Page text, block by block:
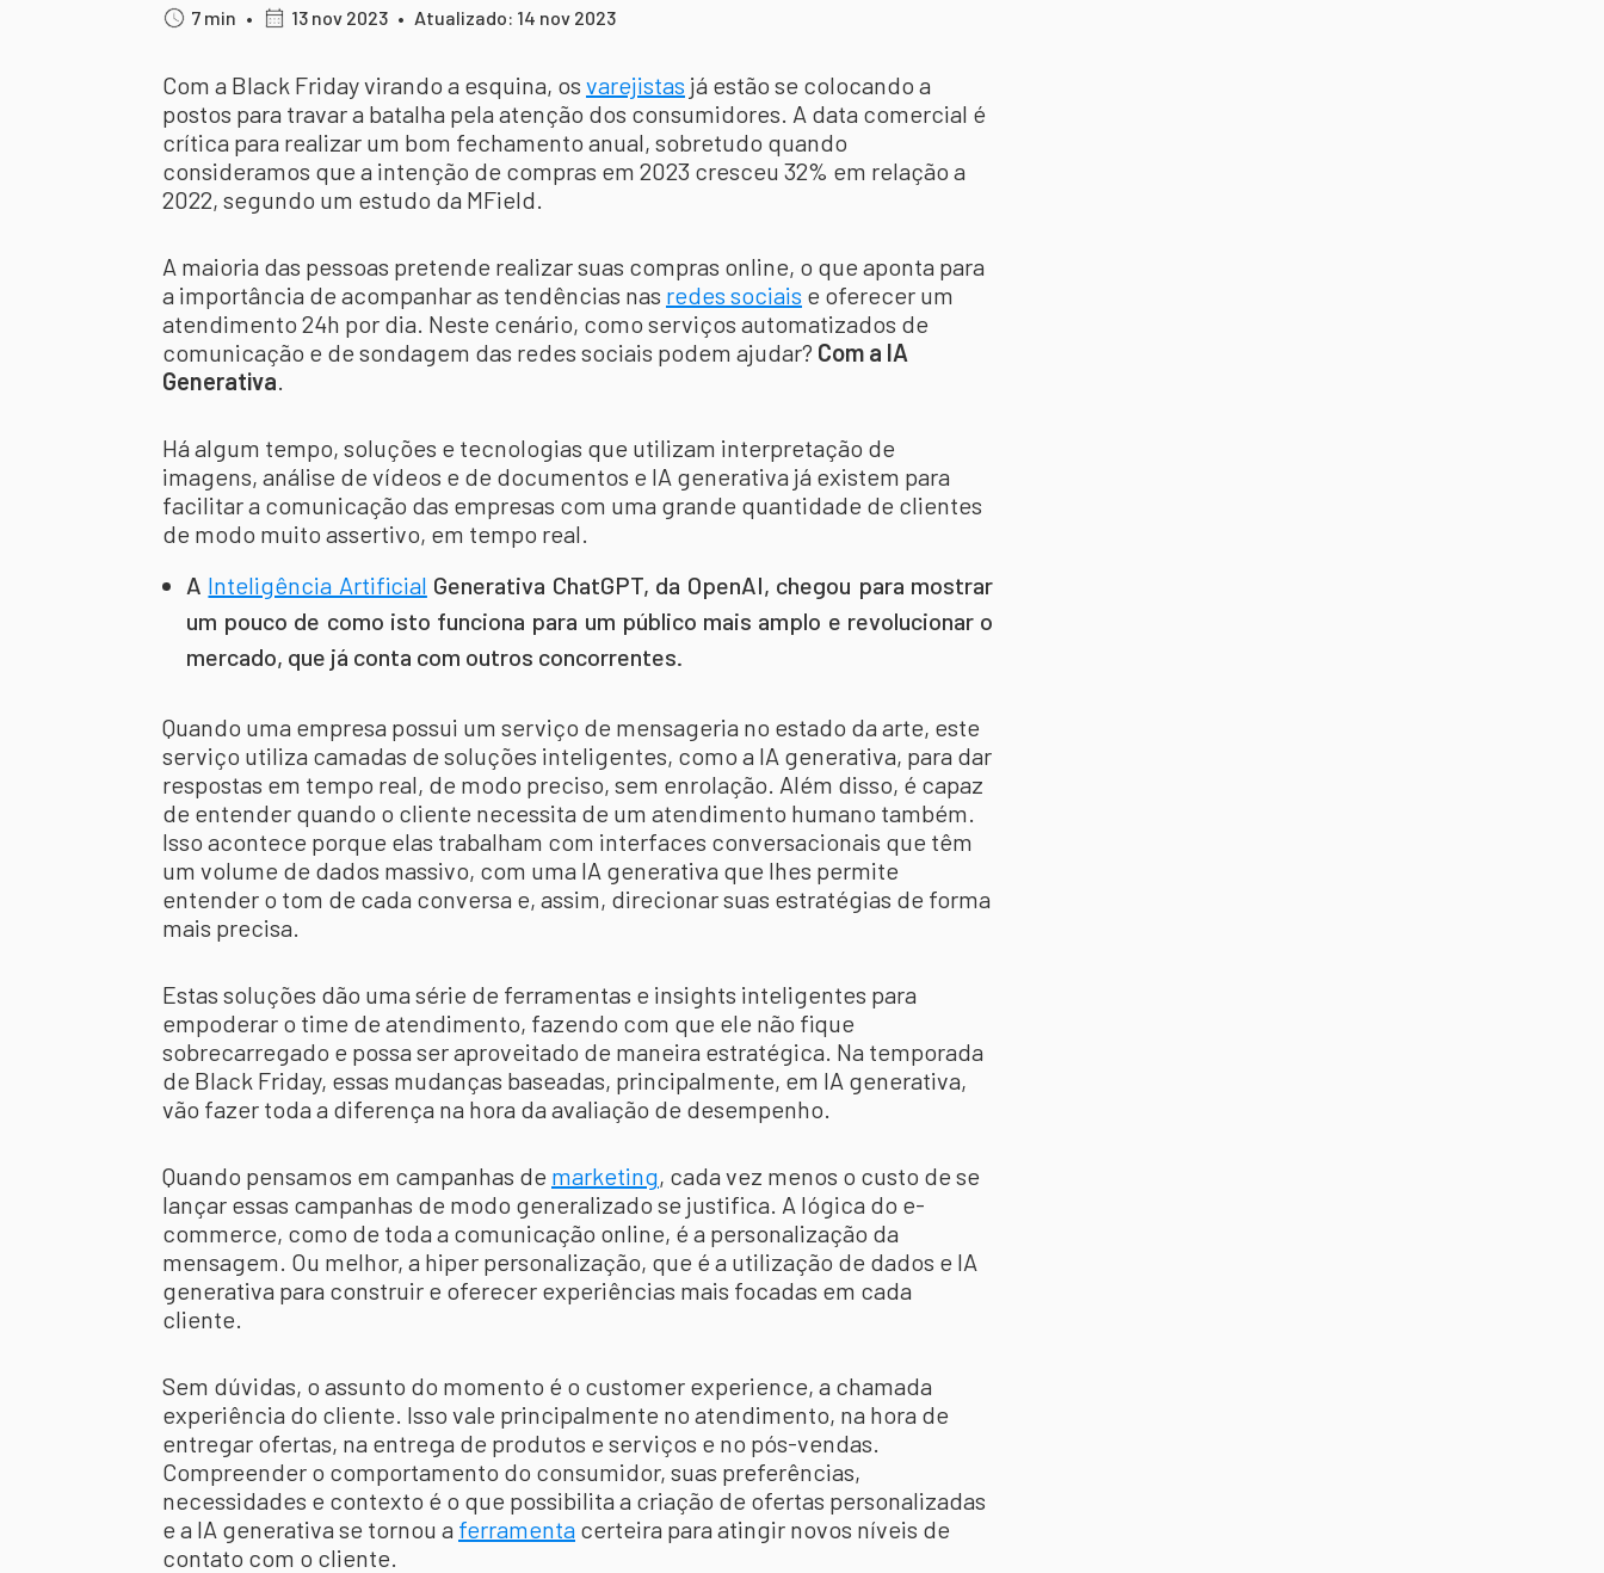
7 min • 13 nov 2023 • Atualizado: 14 nov 2023
Com a Black Friday virando a esquina, os varejistas já estão se colocando a
postos para travar a batalha pela atenção dos consumidores. A data comercial é
crítica para realizar um bom fechamento anual, sobretudo quando
consideramos que a intenção de compras em 2023 cresceu 32% em relação a
2022, segundo um estudo da MField.
A maioria das pessoas pretende realizar suas compras online, o que aponta para
a importância de acompanhar as tendências nas redes sociais e oferecer um
atendimento 24h por dia. Neste cenário, como serviços automatizados de
comunicação e de sondagem das redes sociais podem ajudar? Com a IA
Generativa.
Há algum tempo, soluções e tecnologias que utilizam interpretação de
imagens, análise de vídeos e de documentos e IA generativa já existem para
facilitar a comunicação das empresas com uma grande quantidade de clientes
de modo muito assertivo, em tempo real.
A Inteligência Artificial Generativa ChatGPT, da OpenAI, chegou para mostrar
um pouco de como isto funciona para um público mais amplo e revolucionar o
mercado, que já conta com outros concorrentes.
Quando uma empresa possui um serviço de mensageria no estado da arte, este
serviço utiliza camadas de soluções inteligentes, como a IA generativa, para dar
respostas em tempo real, de modo preciso, sem enrolação. Além disso, é capaz
de entender quando o cliente necessita de um atendimento humano também.
Isso acontece porque elas trabalham com interfaces conversacionais que têm
um volume de dados massivo, com uma IA generativa que lhes permite
entender o tom de cada conversa e, assim, direcionar suas estratégias de forma
mais precisa.
Estas soluções dão uma série de ferramentas e insights inteligentes para
empoderar o time de atendimento, fazendo com que ele não fique
sobrecarregado e possa ser aproveitado de maneira estratégica. Na temporada
de Black Friday, essas mudanças baseadas, principalmente, em IA generativa,
vão fazer toda a diferença na hora da avaliação de desempenho.
Quando pensamos em campanhas de marketing, cada vez menos o custo de se
lançar essas campanhas de modo generalizado se justifica. A lógica do e-
commerce, como de toda a comunicação online, é a personalização da
mensagem. Ou melhor, a hiper personalização, que é a utilização de dados e IA
generativa para construir e oferecer experiências mais focadas em cada
cliente.
Sem dúvidas, o assunto do momento é o customer experience, a chamada
experiência do cliente. Isso vale principalmente no atendimento, na hora de
entregar ofertas, na entrega de produtos e serviços e no pós-vendas.
Compreender o comportamento do consumidor, suas preferências,
necessidades e contexto é o que possibilita a criação de ofertas personalizadas
e a IA generativa se tornou a ferramenta certeira para atingir novos níveis de
contato com o cliente.